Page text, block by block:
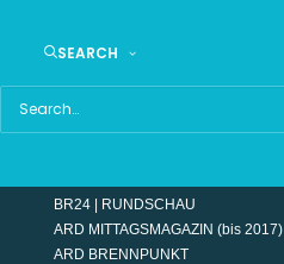
SEARCH
SCHEIDER STARTSEITE
UKRAINE WAR DAY-COUNTER
TERMINE
BR24 | RUNDSCHAU
ARD MITTAGSMAGAZIN (bis 2017)
ARD BRENNPUNKT